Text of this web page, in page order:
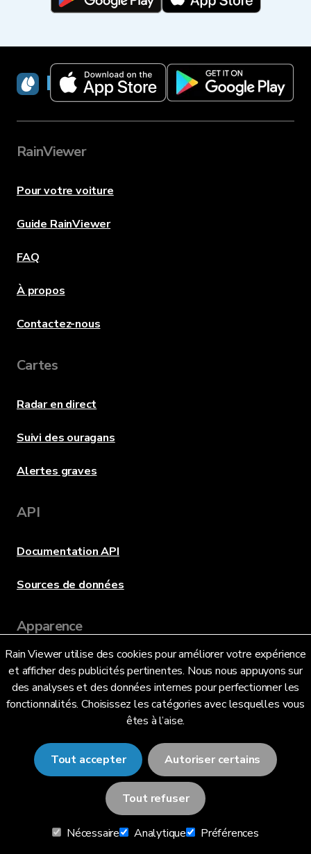
Rain Viewer utilise des cookies pour améliorer votre expérience
et afficher des publicités pertinentes. Nous nous appuyons sur
des analyses et des données internes pour perfectionner les
fonctionnalités. Choisissez les catégories avec lesquelles vous
êtes à l’aise.
Tout accepter Autoriser certains
Tout refuser
Nécessaire Analytique
Préférences
RainViewer
RainViewer
Pour votre voiture
Guide RainViewer
FAQ
À propos
Contactez-nous
Cartes
Radar en direct
Suivi des ouragans
Alertes graves
API
Documentation API
Sources de données
Apparence
Langue
© 2026 RainViewer,MeteoLab Inc.
Avis de confidentialitéConditions générales